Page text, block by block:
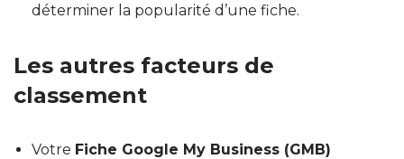
déterminer la popularité d’une fiche.
Les autres facteurs de
classement
Votre Fiche Google My Business (GMB)